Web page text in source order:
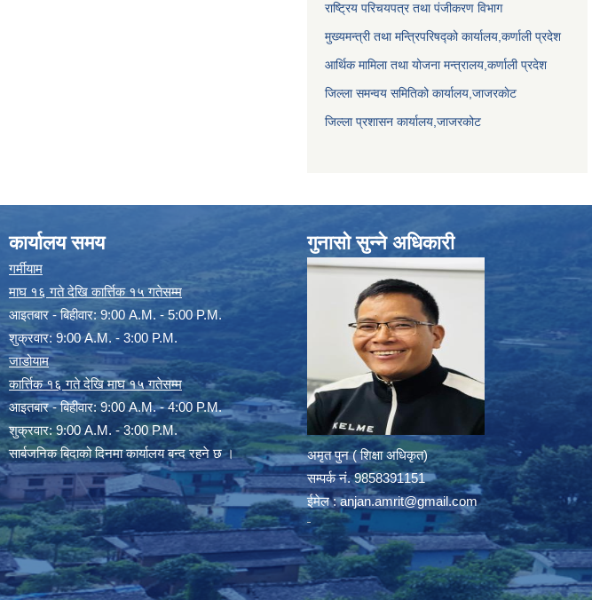
राष्ट्रिय परिचयपत्र तथा पंजीकरण विभाग
मुख्यमन्त्री तथा मन्त्रिपरिषद्को कार्यालय,कर्णाली प्रदेश
आर्थिक मामिला तथा योजना मन्त्रालय,कर्णाली प्रदेश
जिल्ला समन्वय समितिको कार्यालय,जाजरकाेट
जिल्ला प्रशासन कार्यालय,जाजरकोट
कार्यालय समय
गर्मीयाम
माघ १६ गते देखि कार्त्तिक १५ गतेसम्म
आइतबार - बिहीवार: 9:00 A.M. - 5:00 P.M.
शुक्रवार: 9:00 A.M. - 3:00 P.M.
जाडोयाम
कार्त्तिक १६ गते देखि माघ १५ गतेसम्म
आइतबार - बिहीवार: 9:00 A.M. - 4:00 P.M.
शुक्रवार: 9:00 A.M. - 3:00 P.M.
सार्बजनिक बिदाको दिनमा कार्यालय बन्द रहने छ ।
गुनासो सुन्ने अधिकारी
अमृत पुन ( शिक्षा अधिकृत)
सम्पर्क न‌ं. 9858391151
ईमेल :anjan.amrit@gmail.com